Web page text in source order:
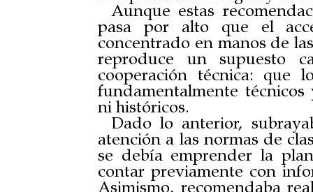
Aunque estas
pasa por alto que el
concentrado en manos de
reproduce un supuesto
cooperación técnica: que
fundamentalmente
ni históricos.
Dado lo anterior,
atención a las normas de
se debía emprender la
contar previamente con